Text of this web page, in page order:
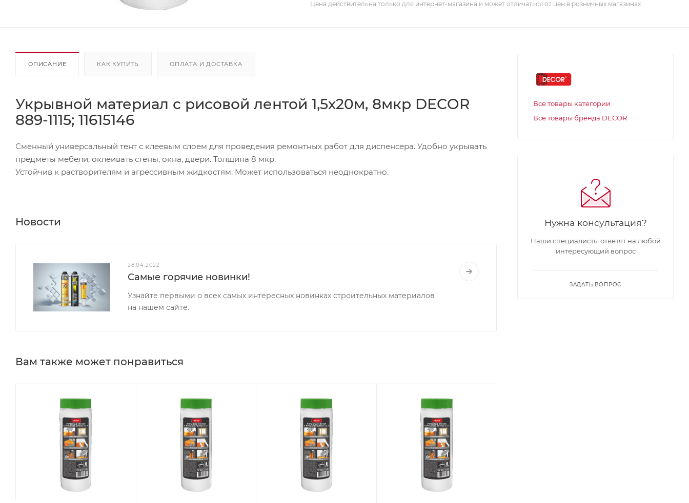
Цена действительна только для интернет-магазина и может отличаться от цен в розничных магазинах
ОПИСАНИЕ КАК КУПИТЬ ОПЛАТА И ДОСТАВКА
Укрывной материал с рисовой лентой 1,5х20м, 8мкр DЕCOR
889-1115; 11615146
Сменный универсальный тент с клеевым слоем для проведения ремонтных работ для диспенсера. Удобно укрывать
предметы мебели, оклеивать стены, окна, двери. Толщина 8 мкр.
Устойчив к растворителям и агрессивным жидкостям. Может использоваться неоднократно.
Новости
28.04.2022
Самые горячие новинки!
Узнайте первыми о всех самых интересных новинках строительных материалов
на нашем сайте.
Вам также может понравиться
Все товары категории
Все товары бренда DECOR
Нужна консультация?
Наши специалисты ответят на любой
интересующий вопрос
ЗАДАТЬ ВОПРОС